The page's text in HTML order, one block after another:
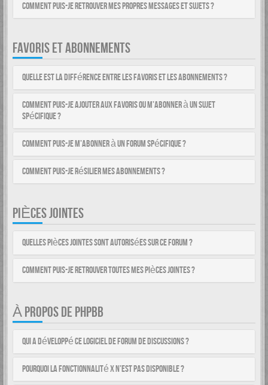
Comment puis-je retrouver mes propres messages et sujets ?
FAVORIS ET ABONNEMENTS
Quelle est la différence entre les favoris et les abonnements ?
Comment puis-je ajouter aux favoris ou m’abonner à un sujet
spécifique ?
Comment puis-je m’abonner à un forum spécifique ?
Comment puis-je résilier mes abonnements ?
PIÈCES JOINTES
Quelles pièces jointes sont autorisées sur ce forum ?
Comment puis-je retrouver toutes mes pièces jointes ?
À PROPOS DE PHPBB
Qui a développé ce logiciel de forum de discussions ?
Pourquoi la fonctionnalité X n’est pas disponible ?